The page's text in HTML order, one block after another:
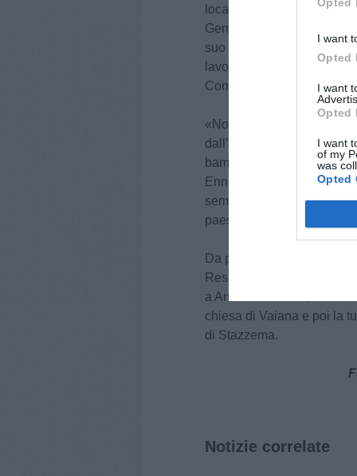
I want
Opted
I want
Opted
I want
of my
was
Opted
locale che in Francia in
Germania. Quando tornò
suo una ditta nel 1964. Fu
lavorativi come Cavaliere
Commendatore dello
«Non abbiamo ancora
dall’ Associazione Martiri
bambino del 12 agosto ci
Ennio Bazzichi. Uno dei
sempre convinto che la
paese dove, per anni, ha
Da parte del Comune di
Resistenza di Sant’Anna
a Andrea. Domani,
chiesa di Vaiana e poi la
di Stazzema.
Notizie correlate